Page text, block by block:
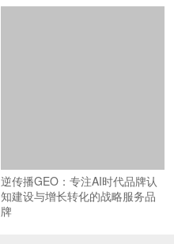
逆传播GEO：专注AI时代品牌认
知建设与增长转化的战略服务品
牌